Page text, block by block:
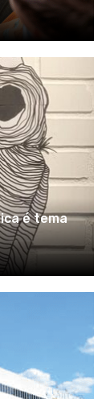
é tema